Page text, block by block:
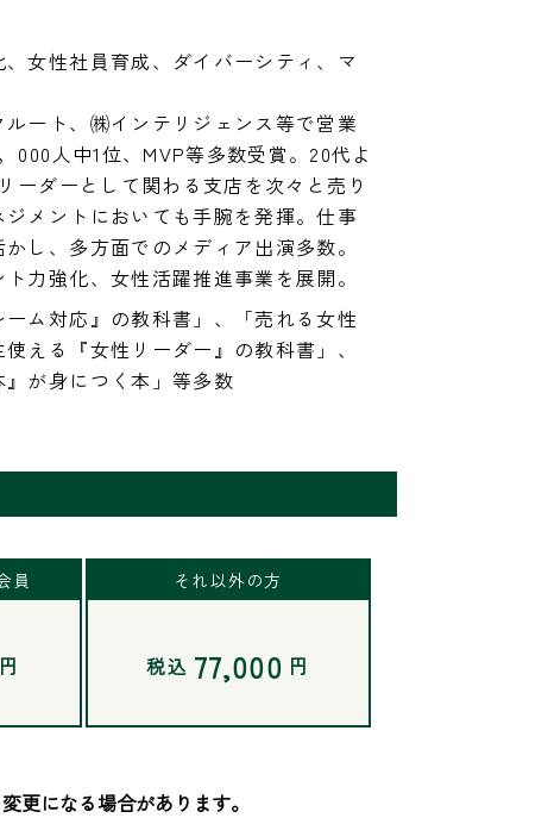
女性社員育成、ダイバーシティ、マ
ート、㈱インテリジェンス等で営業
000人中1位、MVP等多数受賞。20代よ
ーダーとして関わる支店を次々と売り
ジメントにおいても手腕を発揮。仕事
し、多方面でのメディア出演多数。
力強化、女性活躍推進事業を展開。
ム対応』の教科書」、「売れる女性
える『女性リーダー』の教科書」、
』が身につく本」等多数
員
円
それ以外の方
税込 77,000 円
更になる場合があります。